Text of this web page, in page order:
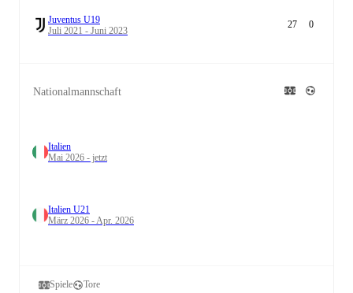
Juventus U19
Juli 2021 - Juni 2023
27 0
Nationalmannschaft
Italien
Mai 2026 - jetzt
Italien U21
März 2026 - Apr. 2026
Spiele Tore